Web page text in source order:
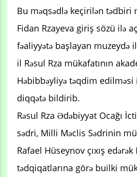
Bu məqsədlə keçirilən
Fidan Rzayeva giriş sözü ilə
fəaliyyətə başlayan muzeydə
il Rəsul Rza mükafatının
Həbibbəyliyə təqdim
diqqətə bildirib.
Rəsul Rza Ədəbiyyat Ocağı
sədri, Milli Məclis Sədrinin
Rafael Hüseynov çıxış edərək
tədqiqatlarına görə builki